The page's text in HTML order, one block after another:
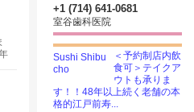
+1 (714) 641-0681
室谷歯科医院
＜予約制店内飲
食可＞テイクア
ウトも承りま
す！！48年以上続く老舗の本
格的江戸前寿...